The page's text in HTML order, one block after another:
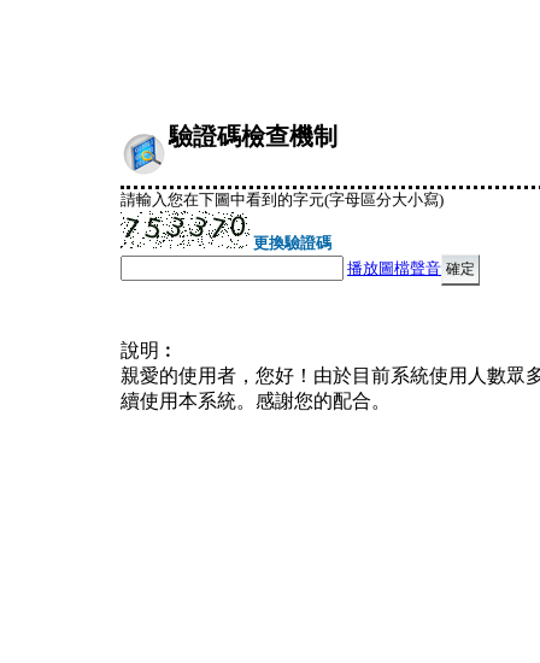
驗證碼檢查機制
請輸入您在下圖中看到的字元(字母區分大小寫)
更換驗證碼
播放圖檔聲音
說明︰
親愛的使用者，您好！由於目前系統使用人數眾
續使用本系統。感謝您的配合。